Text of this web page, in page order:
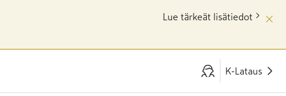
Lue tärkeät lisätiedot
K-Lataus